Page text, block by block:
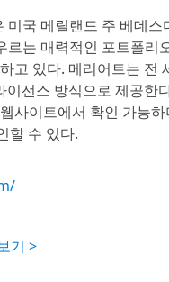
국 메릴랜드 주 베데
르는 매력적인 포트폴
고 있다. 메리어트는
선스 방식으로 제공한
사이트에서 확인 가능
할 수 있다.
기 >